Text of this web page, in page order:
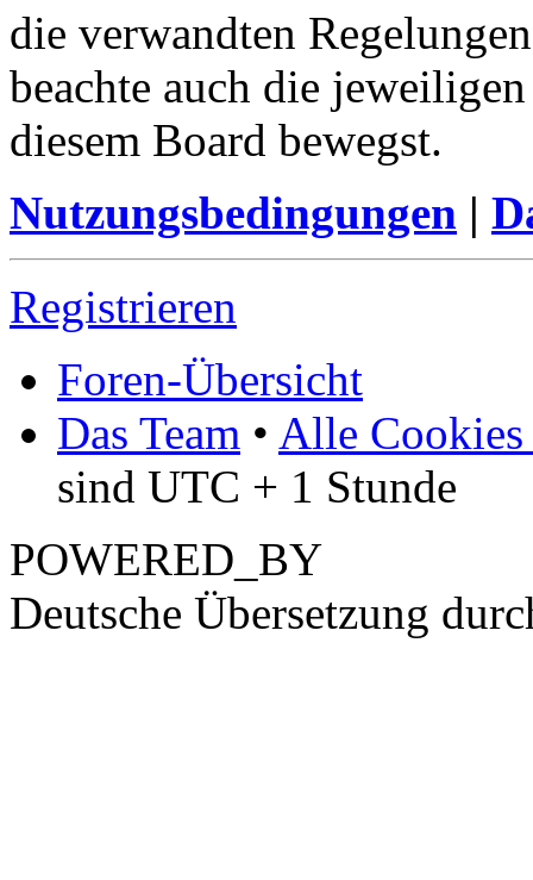
die verwandten
beachte auch die
diesem Board bewegst.
Nutzungsbedingungen |
Registrieren
Foren-Übersicht
Das Team • Alle Cookies
sind UTC + 1 Stunde
POWERED_BY
Deutsche Übersetzung